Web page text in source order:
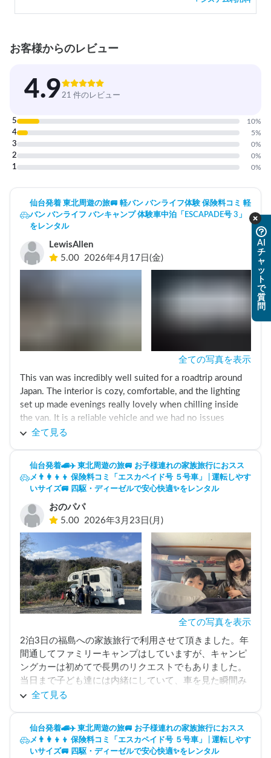
お客様からのレビュー
4.921 件のレビュー
5 10%
4 5%
3 0%
2 0%
1 0%
仙台発着 東北周遊の旅🚐 軽バン バンライフ体験 保険料コミ 軽
バン バンライフ バンキャンプ 体験車中泊「ESCAPADE号 3」
をレンタル
LewisAllen
5.00 2026年4月17日(金)
全ての写真を表示
This van was incredibly well suited for a roadtrip around
Japan. The interior is cozy, comfortable, and the lighting
set up made evenings really lovely when chilling inside
the van. It is a reliable vehicle and we had no issues
whatsoever. The battery pack was incredibly useful as we
evenings when it got cold. The blackout window covers
also allowed us to sleep peacefully in a dark space,
were parked at. We absolutely loved this van and couldn't
recommend it enough for any other travellers.
全て見る
仙台発着🚄✈️ 東北周遊の旅🚐 お子様連れの家族旅行におスス
メ👨‍👩‍👦‍👦 保険料コミ「エスカペイド号 ５号車」 | 運転しやす
いサイズ🚐 四駆・ディーゼルで安心快適✨をレンタル
おのパパ
5.00 2026年3月23日(月)
全ての写真を表示
2泊3日の福島への家族旅行で利用させて頂きました。年
間通してファミリーキャンプはしていますが、キャンピ
ングカーは初めてで長男のリクエストでもありました。
当日まで子ども達には内緒にしていて、車を見た瞬間み
んな大はしゃぎでした！6人分の荷物は、大きな収納棚
風の影響を受けやすく、大型トラックやバスと並んで走
るとハンドルを取られそうになるのでそこは終始緊張感
全て見る
仙台発着🚄✈️ 東北周遊の旅🚐 お子様連れの家族旅行におスス
メ👨‍👩‍👦‍👦 保険料コミ「エスカペイド号 ５号車」 | 運転しやす
いサイズ🚐 四駆・ディーゼルで安心快適✨をレンタル
AI
チ
ャ
ッ
ト
で
質
問